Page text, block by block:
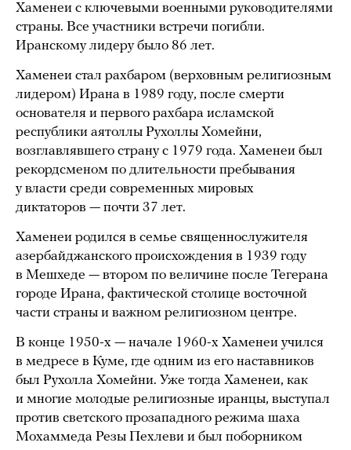
Хаменеи с ключевыми военными руководителями
страны. Все участники встречи погибли.
Иранскому лидеру было 86 лет.
Хаменеи стал рахбаром (верховным религиозным
лидером) Ирана в 1989 году, после смерти
основателя и первого рахбара исламской
республики аятоллы Рухоллы Хомейни,
возглавлявшего страну с 1979 года. Хаменеи был
рекордсменом по длительности пребывания
у власти среди современных мировых
диктаторов — почти 37 лет.
Хаменеи родился в семье священнослужителя
азербайджанского происхождения в 1939 году
в Мешхеде — втором по величине после Тегерана
городе Ирана, фактической столице восточной
части страны и важном религиозном центре.
В конце 1950-х — начале 1960-х Хаменеи учился
в медресе в Куме, где одним из его наставников
был Рухолла Хомейни. Уже тогда Хаменеи, как
и многие молодые религиозные иранцы, выступал
против светского прозападного режима шаха
Мохаммеда Резы Пехлеви и был поборником